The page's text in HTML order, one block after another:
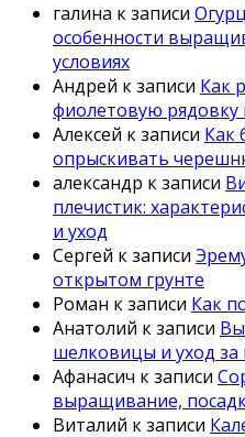
галина к записи
особенности
условиях
Андрей к записи Как
фиолетовую рядовку
Алексей к записи Как
опрыскивать
александр к записи
плечистик:
и уход
Сергей к записи
открытом грунте
Роман к записи Как
Анатолий к записи
шелковицы и уход за
Афанасич к записи
выращивание,
Виталий к записи